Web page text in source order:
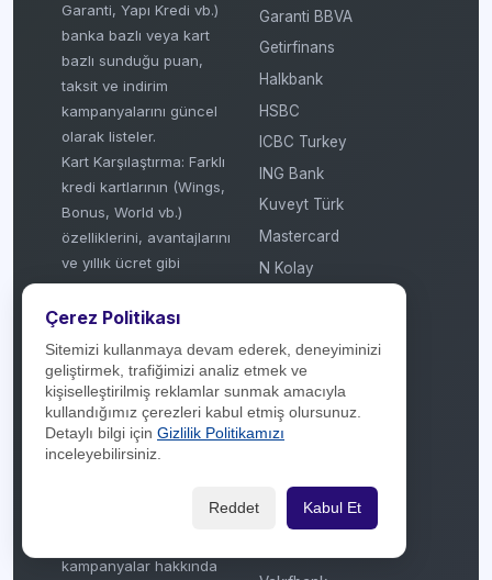
Garanti, Yapı Kredi vb.)
banka bazlı veya kart
bazlı sunduğu puan,
taksit ve indirim
kampanyalarını güncel
olarak listeler.
Kart Karşılaştırma: Farklı
kredi kartlarının (Wings,
Bonus, World vb.)
özelliklerini, avantajlarını
ve yıllık ücret gibi
detaylarını kullanıcılara
sunar.
Finans dünyasından
güncel haberler, kredi
kartı kullanım ipuçları ve
sektörel bilgilendirmeler
(makale/haber bazlı)
kampanyalar hakkında
Garanti BBVA
Getirfinans
Halkbank
HSBC
ICBC Turkey
ING Bank
Kuveyt Türk
Mastercard
N Kolay
QNB Finansbank
Şekerbank
TEB
Türkiye Finans
Türkiye İş Bankası
Çerez Politikası
Sitemizi kullanmaya devam ederek, deneyiminizi
geliştirmek, trafiğimizi analiz etmek ve
kişiselleştirilmiş reklamlar sunmak amacıyla
kullandığımız çerezleri kabul etmiş olursunuz.
Detaylı bilgi için Gizlilik Politikamızı
inceleyebilirsiniz.
Reddet Kabul Et